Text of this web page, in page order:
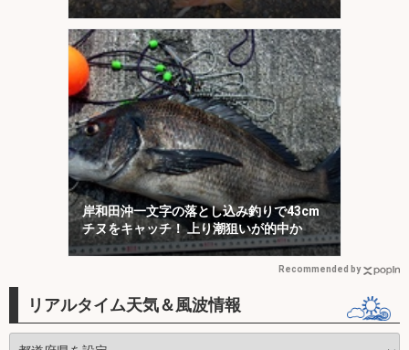
アオハタが連発！
岸和田沖一文字の落とし込み釣りで43cm
チヌをキャッチ！ 上り潮狙いが的中か
Recommended by
リアルタイム天気＆風波情報